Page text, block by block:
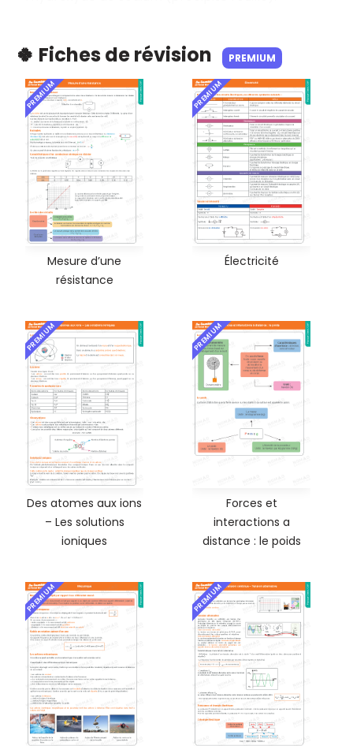
🍀 Fiches de révision PREMIUM
PREMIUM
Mesure d’une
résistance
PREMIUM
Électricité
PREMIUM
Des atomes aux ions
– Les solutions
ioniques
PREMIUM
Forces et
interactions a
distance : le poids
PREMIUM PREMIUM